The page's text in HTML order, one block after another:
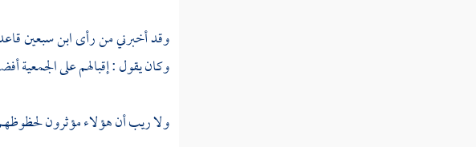
وقد أخبرني من رأى ابن سبعين
وكان يقول : إقبالهم على الجمعية
ولا ريب أن هؤلاء مؤثرون